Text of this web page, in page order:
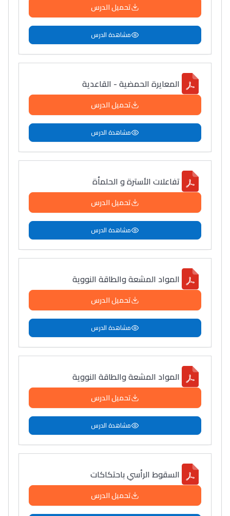
تحميل الدرس
مشاهدة الدرس
المعايرة الحمضية - القاعدية
تحميل الدرس
مشاهدة الدرس
تفاعلات الأسترة و الحلمأة
تحميل الدرس
مشاهدة الدرس
المواد المشعة والطاقة النوویة
تحميل الدرس
مشاهدة الدرس
المواد المشعة والطاقة النووية
تحميل الدرس
مشاهدة الدرس
السقوط الرأسي باحتكاكات
تحميل الدرس